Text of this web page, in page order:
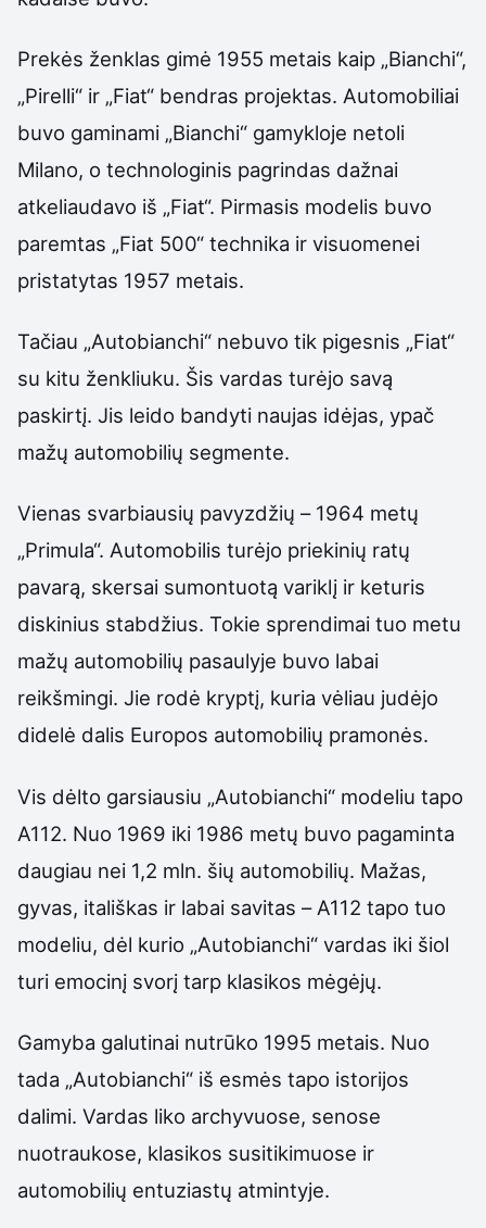
Prekės ženklas gimė 1955 metais kaip „Bianchi“,
„Pirelli“ ir „Fiat“ bendras projektas. Automobiliai
buvo gaminami „Bianchi“ gamykloje netoli
Milano, o technologinis pagrindas dažnai
atkeliaudavo iš „Fiat“. Pirmasis modelis buvo
paremtas „Fiat 500“ technika ir visuomenei
pristatytas 1957 metais.
Tačiau „Autobianchi“ nebuvo tik pigesnis „Fiat“
su kitu ženkliuku. Šis vardas turėjo savą
paskirtį. Jis leido bandyti naujas idėjas, ypač
mažų automobilių segmente.
Vienas svarbiausių pavyzdžių – 1964 metų
„Primula“. Automobilis turėjo priekinių ratų
pavarą, skersai sumontuotą variklį ir keturis
diskinius stabdžius. Tokie sprendimai tuo metu
mažų automobilių pasaulyje buvo labai
reikšmingi. Jie rodė kryptį, kuria vėliau judėjo
didelė dalis Europos automobilių pramonės.
Vis dėlto garsiausiu „Autobianchi“ modeliu tapo
A112. Nuo 1969 iki 1986 metų buvo pagaminta
daugiau nei 1,2 mln. šių automobilių. Mažas,
gyvas, itališkas ir labai savitas – A112 tapo tuo
modeliu, dėl kurio „Autobianchi“ vardas iki šiol
turi emocinį svorį tarp klasikos mėgėjų.
Gamyba galutinai nutrūko 1995 metais. Nuo
tada „Autobianchi“ iš esmės tapo istorijos
dalimi. Vardas liko archyvuose, senose
nuotraukose, klasikos susitikimuose ir
automobilių entuziastų atmintyje.